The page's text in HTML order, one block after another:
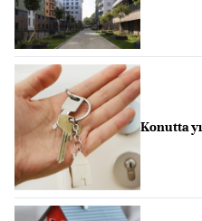
Konutta